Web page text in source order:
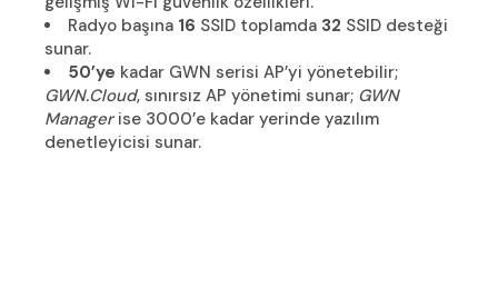
Radyo başına 16 SSID toplamda 32 SSID desteği
sunar.
50’ye kadar GWN serisi AP’yi yönetebilir;
GWN.Cloud, sınırsız AP yönetimi sunar; GWN
Managerise 3000’e kadar yerinde yazılım
denetleyicisi sunar.